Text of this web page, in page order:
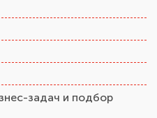
задач и подбор